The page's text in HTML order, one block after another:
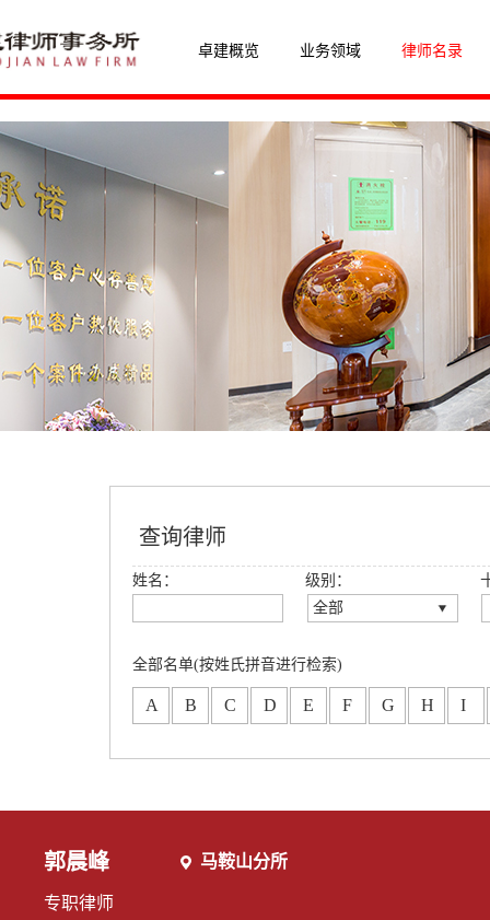
卓建概览 业务领域 律师名录
查询律师
姓名：
级别：
全部
创始合伙人
高级合伙人
全部名单(按姓氏拼音进行检索)
A B C D E F G H I
郭晨峰 马鞍山分所
专职律师